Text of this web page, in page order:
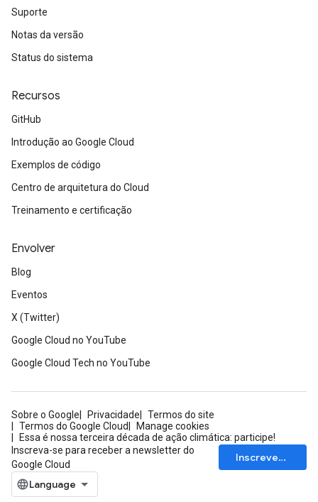
Suporte
Notas da versão
Status do sistema
Recursos
GitHub
Introdução ao Google Cloud
Exemplos de código
Centro de arquitetura do Cloud
Treinamento e certificação
Envolver
Blog
Eventos
X (Twitter)
Google Cloud no YouTube
Google Cloud Tech no YouTube
Sobre o Google Privacidade
Termos do site
Termos do Google Cloud
Manage cookies
Essa é nossa terceira década de ação climática: participe!
Inscreva-se para receber a newsletter do
Google Cloud
Inscrever-se